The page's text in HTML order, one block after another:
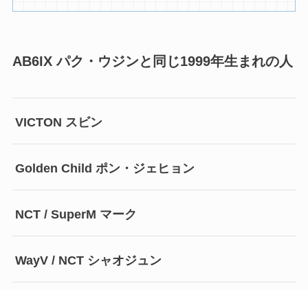
AB6IX パク・ウジンと同じ1999年生まれの人
VICTON スビン
Golden Child ポン・ジェヒョン
NCT / SuperM マーク
WayV / NCT シャオジュン